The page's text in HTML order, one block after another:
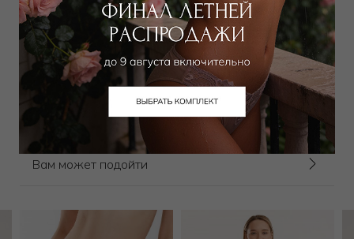
Бюстгальтер классический
мягкий
16 000₽ 9 900 ₽
Бюстгальтер классический
16 000
6 750 ₽
Выбрать размер
Вам может подойти